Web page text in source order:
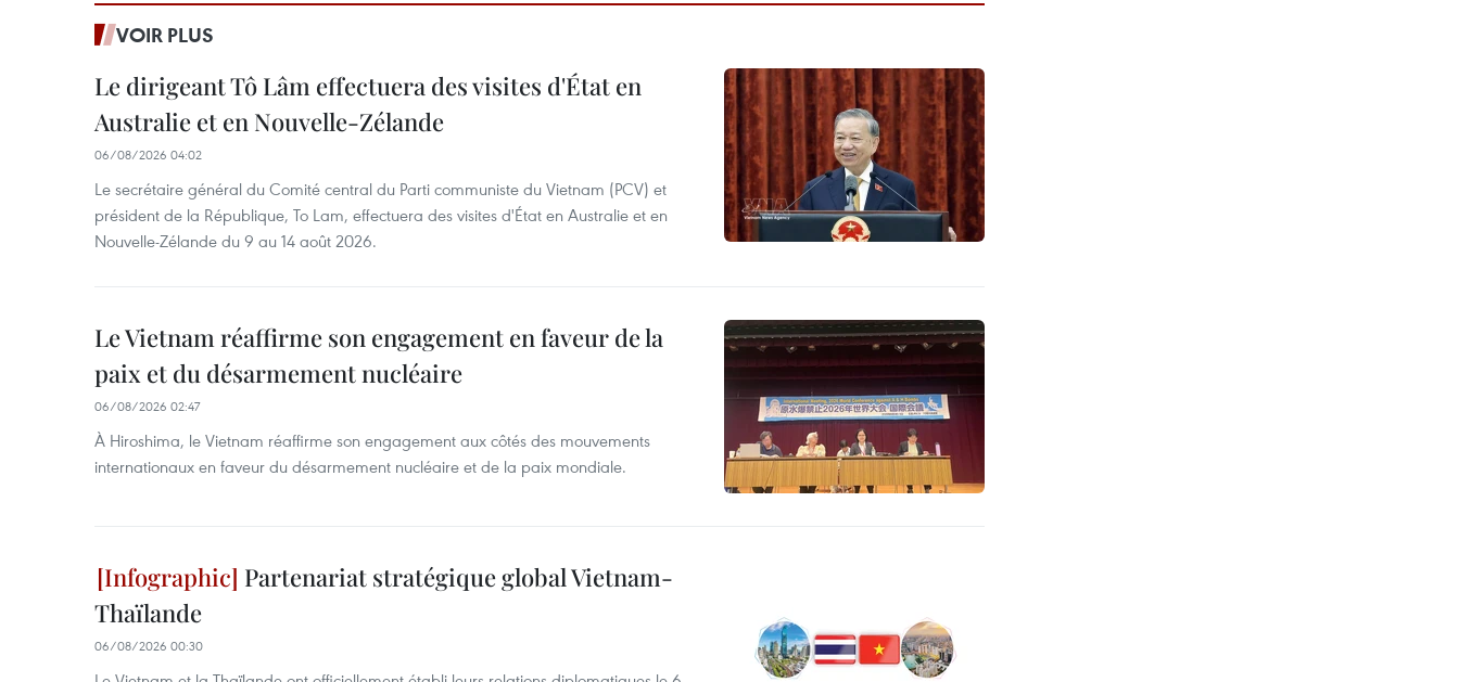
VOIR PLUS
Le dirigeant Tô Lâm effectuera des visites d'État en
Australie et en Nouvelle-Zélande
06/08/2026 04:02
Le secrétaire général du Comité central du Parti communiste du Vietnam (PCV) et
président de la République, To Lam, effectuera des visites d'État en Australie et en
Nouvelle-Zélande du 9 au 14 août 2026.
Le Vietnam réaffirme son engagement en faveur de la
paix et du désarmement nucléaire
06/08/2026 02:47
À Hiroshima, le Vietnam réaffirme son engagement aux côtés des mouvements
internationaux en faveur du désarmement nucléaire et de la paix mondiale.
Partenariat stratégique global Vietnam-
Thaïlande
06/08/2026 00:30